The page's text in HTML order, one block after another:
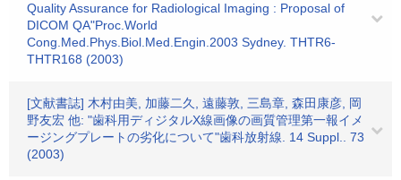
Quality Assurance for Radiological Imaging : Proposal of
DICOM QA"Proc.World
Cong.Med.Phys.Biol.Med.Engin.2003 Sydney. THTR6-
THTR168 (2003)
[文献書誌] 木村由美, 加藤二久, 遠藤敦, 三島章, 森田康彦, 岡
野友宏 他: "歯科用ディジタルX線画像の画質管理第一報イメ
ージングプレートの劣化について"歯科放射線. 14 Suppl.. 73
(2003)